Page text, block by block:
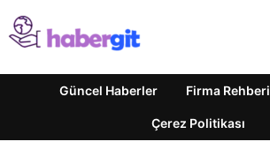
Güncel Haberler Firma Rehberi
Çerez Politikası